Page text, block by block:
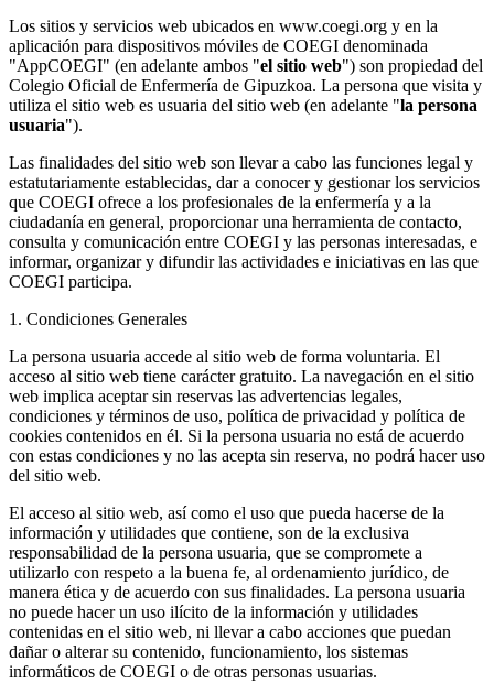
Los sitios y servicios web ubicados en www.coegi.org y en la
aplicación para dispositivos móviles de COEGI denominada
"AppCOEGI" (en adelante ambos "el sitio web") son propiedad del
Colegio Oficial de Enfermería de Gipuzkoa. La persona que visita y
utiliza el sitio web es usuaria del sitio web (en adelante "la persona
usuaria").
Las finalidades del sitio web son llevar a cabo las funciones legal y
estatutariamente establecidas, dar a conocer y gestionar los servicios
que COEGI ofrece a los profesionales de la enfermería y a la
ciudadanía en general, proporcionar una herramienta de contacto,
consulta y comunicación entre COEGI y las personas interesadas, e
informar, organizar y difundir las actividades e iniciativas en las que
COEGI participa.
1. Condiciones Generales
La persona usuaria accede al sitio web de forma voluntaria. El
acceso al sitio web tiene carácter gratuito. La navegación en el sitio
web implica aceptar sin reservas las advertencias legales,
condiciones y términos de uso, política de privacidad y política de
cookies contenidos en él. Si la persona usuaria no está de acuerdo
con estas condiciones y no las acepta sin reserva, no podrá hacer uso
del sitio web.
El acceso al sitio web, así como el uso que pueda hacerse de la
información y utilidades que contiene, son de la exclusiva
responsabilidad de la persona usuaria, que se compromete a
utilizarlo con respeto a la buena fe, al ordenamiento jurídico, de
manera ética y de acuerdo con sus finalidades. La persona usuaria
no puede hacer un uso ilícito de la información y utilidades
contenidas en el sitio web, ni llevar a cabo acciones que puedan
dañar o alterar su contenido, funcionamiento, los sistemas
informáticos de COEGI o de otras personas usuarias.